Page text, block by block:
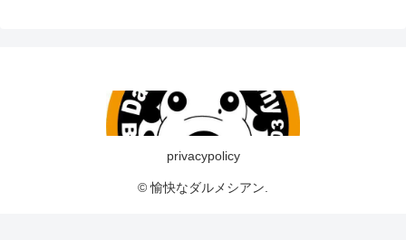
privacypolicy
© 愉快なダルメシアン.